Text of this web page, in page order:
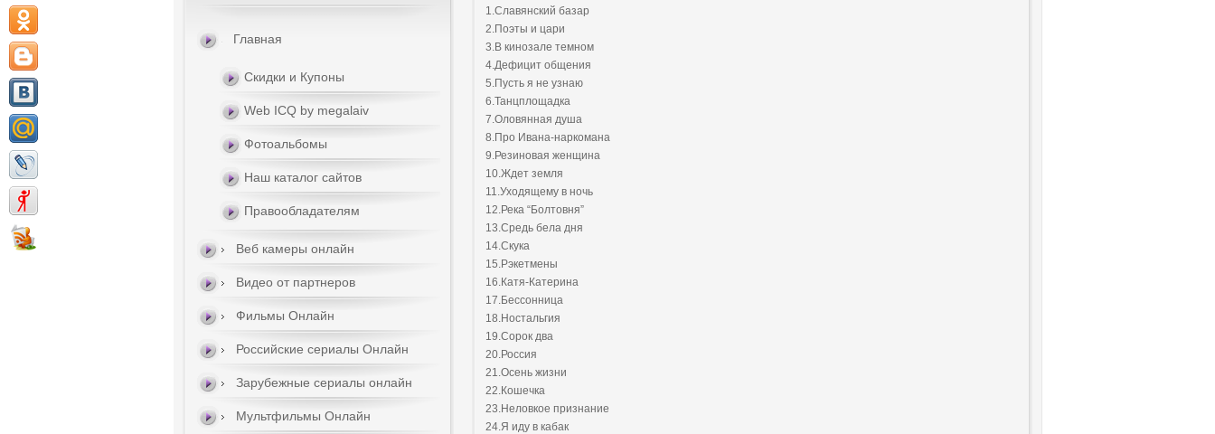
1.Славянский базар
2.Поэты и цари
3.В кинозале темном
4.Дефицит общения
5.Пусть я не узнаю
6.Танцплощадка
7.Оловянная душа
8.Про Ивана-наркомана
9.Резиновая женщина
10.Ждет земля
11.Уходящему в ночь
12.Река “Болтовня”
13.Средь бела дня
14.Скука
15.Рэкетмены
16.Катя-Катерина
17.Бессонница
18.Ностальгия
19.Сорок два
20.Россия
21.Осень жизни
22.Кошечка
23.Неловкое признание
24.Я иду в кабак
Главная
Скидки и Купоны
Web ICQ by megalaiv
Фотоальбомы
Наш каталог сайтов
Правообладателям
Веб камеры онлайн
Видео от партнеров
Фильмы Онлайн
Российские сериалы Онлайн
Зарубежные сериалы онлайн
Мультфильмы Онлайн